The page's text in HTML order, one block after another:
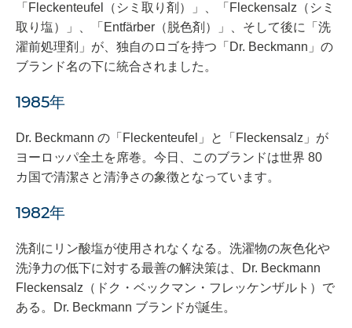
「Fleckenteufel（シミ取り剤）」、「Fleckensalz（シミ
取り塩）」、「Entfärber（脱色剤）」、そして後に「洗
濯前処理剤」が、独自のロゴを持つ「Dr. Beckmann」の
ブランド名の下に統合されました。
1985年
Dr. Beckmann の「Fleckenteufel」と「Fleckensalz」が
ヨーロッパ全土を席巻。今日、このブランドは世界 80
カ国で清潔さと清浄さの象徴となっています。
1982年
洗剤にリン酸塩が使用されなくなる。洗濯物の灰色化や
洗浄力の低下に対する最善の解決策は、Dr. Beckmann
Fleckensalz（ドク・ベックマン・フレッケンザルト）で
ある。Dr. Beckmann ブランドが誕生。